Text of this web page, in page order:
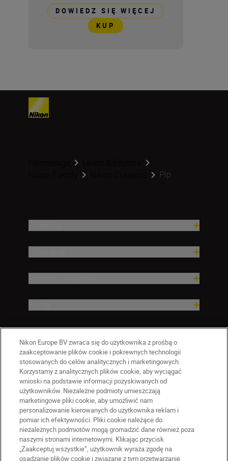
DOWIEDZ SIĘ WIĘCEJ
KUP
Pip
PL Nikon Sites
Skontaktuj się z nami
Nikon Europe BV zwraca się do użytkownika z prośbą o
zaakceptowanie plików cookie i pokrewnych technologii
stosowanych do celów analitycznych i marketingowych.
Korzystamy z analitycznych plików cookie, aby wyciągać
wnioski na podstawie informacji pozyskiwanych od
użytkowników. Niezależne podmioty umieszczają
marketingowe pliki cookie, aby umożliwić nam
personalizowanie kierowanych do użytkownika reklam i
pomiar ich efektywności. Pliki cookie należące do
niezależnych podmiotów mogą gromadzić dane również poza
naszymi stronami internetowymi. Klikając przycisk
„Zaakceptuj wszystkie”, użytkownik wyraża zgodę na
osadzanie plików cookie i związane z tym przetwarzanie